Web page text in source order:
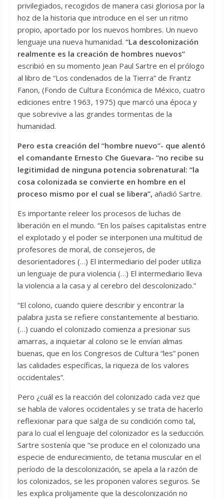
privilegiados, recogidos de manera casi gloriosa por la
hoz de la historia que introduce en el ser un ritmo
propio, aportado por los nuevos hombres. Un nuevo
lenguaje una nueva humanidad. “La descolonización
realmente es la creación de hombres nuevos”
escribió en su momento Jean Paul Sartre en el prólogo
al libro de “Los condenados de la Tierra” de Frantz
Fanon, (Fondo de Cultura Económica de México, cuatro
ediciones entre 1963, 1975) que marcó una época y
que sobrevive a las grandes tormentas de la
humanidad.
Pero esta creación del “hombre nuevo”- que alentó
el comandante Ernesto Che Guevara- “no recibe su
legitimidad de ninguna potencia sobrenatural: “la
cosa colonizada se convierte en hombre en el
proceso mismo por el cual se libera”, añadió Sartre.
Es importante releer los procesos de luchas de
liberación en el mundo. “En los países capitalistas entre
el explotado y el poder se interponen una multitud de
profesores de moral, de consejeros, de
desorientadores (…) El intermediario del poder utiliza
un lenguaje de pura violencia (…) El intermediario lleva
la violencia a la casa y al cerebro del descolonizado.”
“El colono, cuando quiere describir y encontrar la
palabra justa se refiere constantemente al bestiario.
(…) cuando el colonizado comienza a presionar sus
amarras, a inquietar al colono se le envían almas
buenas, que en los Congresos de Cultura “les” ponen
las calidades específicas, la riqueza de los valores
occidentales”.
Pero ¿cuál es la reacción del colonizado cada vez que
se habla de valores occidentales y se trata de hacerlo
reflexionar para que salga de su condición como tal,
para lo cual el lenguaje del colonizador es la seducción.
Sartre sostenía que “se produce en el colonizado una
especie de endurecimiento, de tetania muscular en el
período de la descolonización, se apela a la razón de
los colonizados, se les proponen valores seguros. Se
les explica prolijamente que la descolonización no